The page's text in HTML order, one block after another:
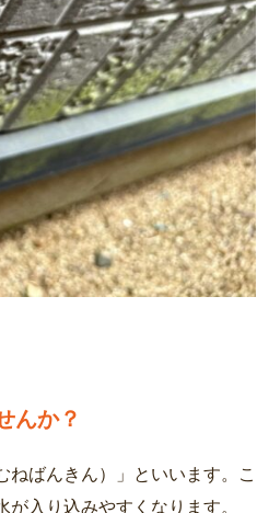
んか？
ばんきん）」といいます。こ
が入り込みやすくなります。